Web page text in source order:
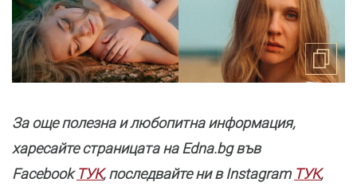
За още полезнa и любопитна информация,
харесайте страницата нa Edna.bg във
FacebookТУК, последвайте ни в Instagram ТУК,